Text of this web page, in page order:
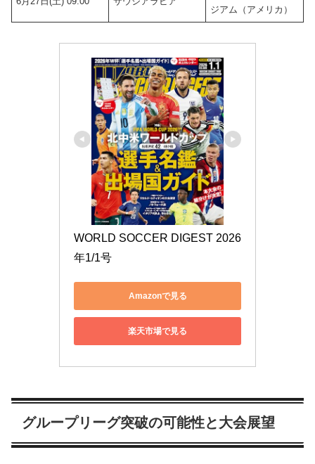
ジアム（アメリカ）
WORLD SOCCER DIGEST 2026
年1/1号
Amazonで見る
楽天市場で見る
グループリーグ突破の可能性と大会展望